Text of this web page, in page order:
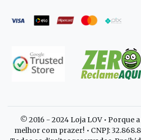
© 2016 - 2024 Loja LOV • Porque
melhor com prazer! • CNPJ: